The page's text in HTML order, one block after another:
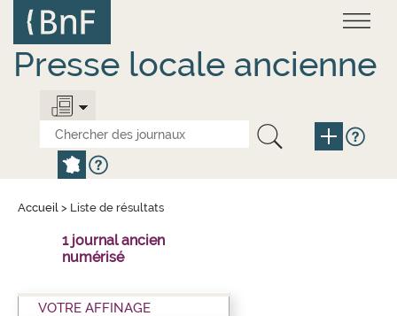
contenu
principal
Presse locale ancienne
Accueil > Liste de résultats
1 journal ancien
numérisé
VOTRE AFFINAGE
Panneau de gestion des cookies